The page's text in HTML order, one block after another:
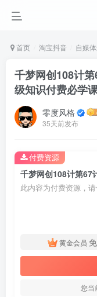
首页 淘宝抖音 自媒
千梦网创108计
级知识付费必学
零度风格
35天前发布
此内容为付费资源，
黄金会员
您当
付费资源